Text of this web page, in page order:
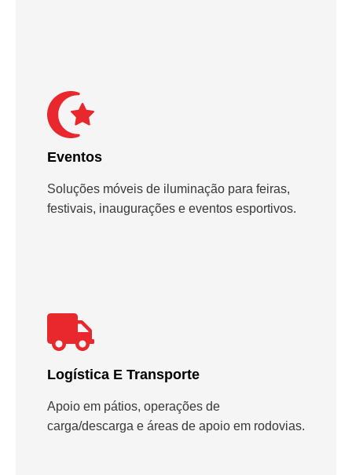
Eventos
Soluções móveis de iluminação para feiras,
festivais, inaugurações e eventos esportivos.
Logística E Transporte
Apoio em pátios, operações de
carga/descarga e áreas de apoio em rodovias.